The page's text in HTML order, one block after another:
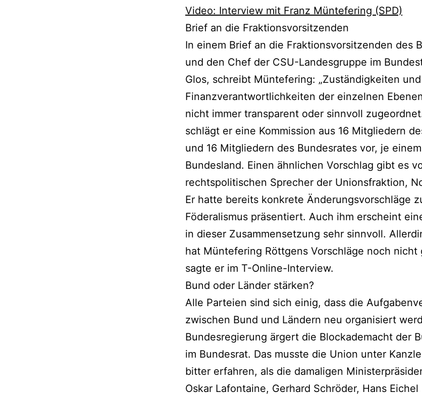
Video: Interview mit Franz Müntefering (SPD)
Brief an die Fraktionsvorsitzenden
In einem Brief an die Fraktionsvorsitzenden des
und den Chef der CSU-Landesgruppe im
Glos, schreibt Müntefering: „Zuständigkeiten und
Finanzverantwortlichkeiten der einzelnen
nicht immer transparent oder sinnvoll
schlägt er eine Kommission aus 16 Mitgliedern
und 16 Mitgliedern des Bundesrates vor, je
Bundesland. Einen ähnlichen Vorschlag gibt es
rechtspolitischen Sprecher der Unionsfraktion,
Er hatte bereits konkrete Änderungsvorschläge
Föderalismus präsentiert. Auch ihm erscheint
in dieser Zusammensetzung sehr sinnvoll.
hat Müntefering Röttgens Vorschläge noch nicht
sagte er im T-Online-Interview.
Bund oder Länder stärken?
Alle Parteien sind sich einig, dass die
zwischen Bund und Ländern neu organisiert
Bundesregierung ärgert die Blockademacht der
im Bundesrat. Das musste die Union unter
bitter erfahren, als die damaligen
Oskar Lafontaine, Gerhard Schröder, Hans